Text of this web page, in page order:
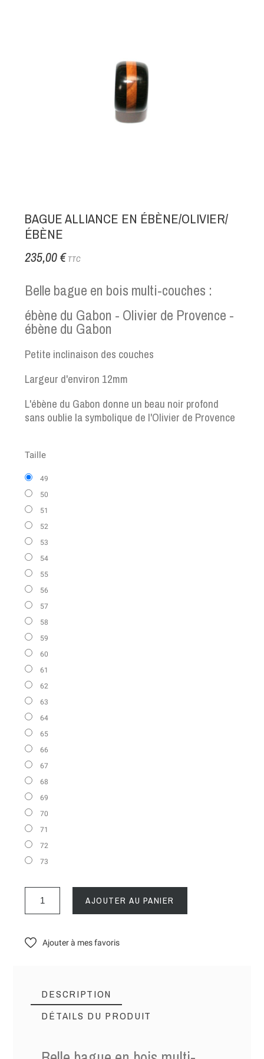
BAGUE ALLIANCE EN ÉBÈNE/OLIVIER/
ÉBÈNE
235,00 € TTC
Belle bague en bois multi-couches :
ébène du Gabon - Olivier de Provence -
ébène du Gabon
Petite inclinaison des couches
Largeur d'environ 12mm
L'ébène du Gabon donne un beau noir profond
sans oublie la symbolique de l'Olivier de Provence
Taille
49
50
51
52
53
54
55
56
57
58
59
60
61
62
63
64
65
66
67
68
69
70
71
72
73
AJOUTER AU PANIER
Ajouter à mes favoris
DESCRIPTION
DÉTAILS DU PRODUIT